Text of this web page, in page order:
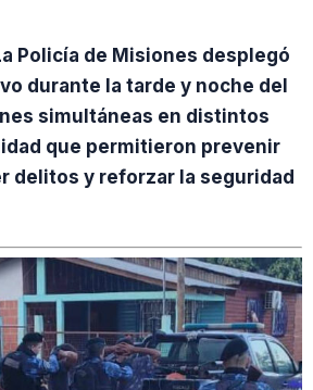
Policía de Misiones desplegó
durante la tarde y noche del
simultáneas en distintos
que permitieron prevenir
delitos y reforzar la seguridad